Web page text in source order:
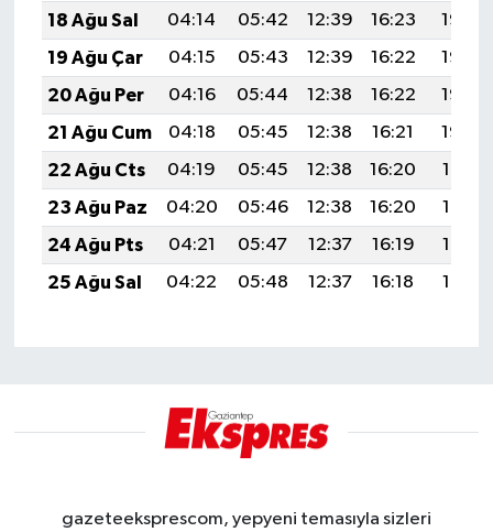
18 Ağu Sal
04:14 05:42 12:39 16:23
19:26
19 Ağu Çar
04:15 05:43 12:39 16:22
19:25
20 Ağu Per
04:16 05:44 12:38 16:22
19:23
21 Ağu Cum
04:18 05:45 12:38 16:21
19:22
22 Ağu Cts
04:19 05:45 12:38 16:20
19:21
23 Ağu Paz
04:20 05:46 12:38 16:20
19:19
24 Ağu Pts
04:21 05:47 12:37 16:19
19:18
25 Ağu Sal
04:22 05:48 12:37 16:18 19:17
gazeteeksprescom, yepyeni temasıyla sizleri